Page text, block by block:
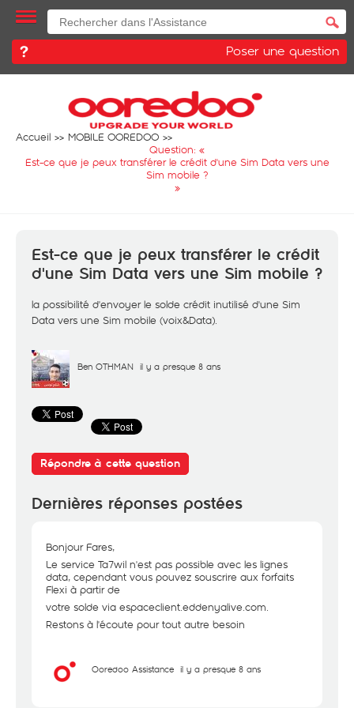
Poser une question
Accueil
MOBILE OOREDOO
Question: «
Est-ce que je peux transférer le crédit d'une Sim Data vers une
Sim mobile ?
»
Est-ce que je peux transférer le crédit
d'une Sim Data vers une Sim mobile ?
la possibilité d'envoyer le solde crédit inutilisé d'une Sim
Data vers une Sim mobile (voix&Data).
Ben OTHMAN il y a presque 8 ans
Répondre à cette question
Dernières réponses postées
Bonjour Fares,
Le service Ta7wil n'est pas possible avec les lignes
data, cependant vous pouvez souscrire aux forfaits
Flexi à partir de
votre solde via espaceclient.eddenyalive.com.
Restons à l'écoute pour tout autre besoin
Ooredoo Assistance il y a presque 8 ans